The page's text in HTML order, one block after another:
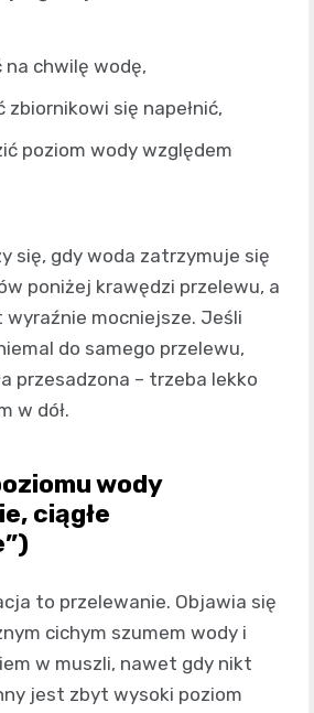
na chwilę wodę,
zbiornikowi się napełnić,
poziom wody względem
się, gdy woda zatrzymuje się
poniżej krawędzi przelewu, a
wyraźnie mocniejsze. Jeśli
do samego przelewu,
przesadzona – trzeba lekko
w dół.
wody
ciągłe
to przelewanie. Objawia się
cichym szumem wody i
w muszli, nawet gdy nikt
jest zbyt wysoki poziom